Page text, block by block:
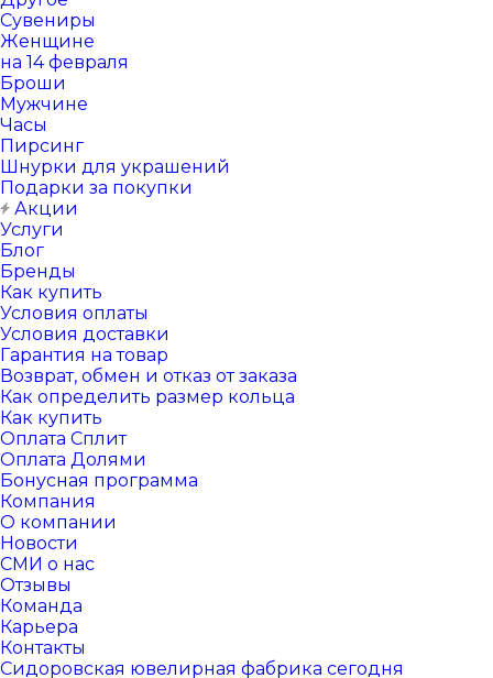
Сувениры
Женщине
на 14 февраля
Броши
Мужчине
Часы
Пирсинг
Шнурки для украшений
Подарки за покупки
Акции
Услуги
Блог
Бренды
Как купить
Условия оплаты
Условия доставки
Гарантия на товар
Возврат, обмен и отказ от заказа
Как определить размер кольца
Как купить
Оплата Сплит
Оплата Долями
Бонусная программа
Компания
О компании
Новости
СМИ о нас
Отзывы
Команда
Карьера
Контакты
Сидоровская ювелирная фабрика сегодня